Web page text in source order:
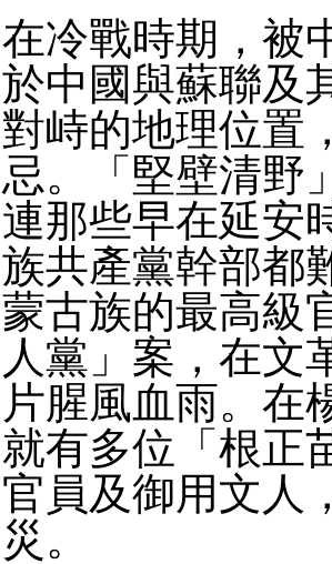
在冷戰時期，被
於中國與蘇聯及
對峙的地理位置
忌。「堅壁清野
連那些早在延安
族共產黨幹部都
蒙古族的最高級
人黨」案，在文
片腥風血雨。在
就有多位「根正
官員及御用文人
災。